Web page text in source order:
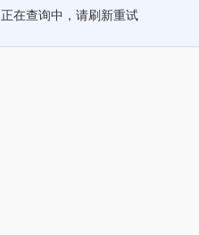
正在查询中，请刷新重试